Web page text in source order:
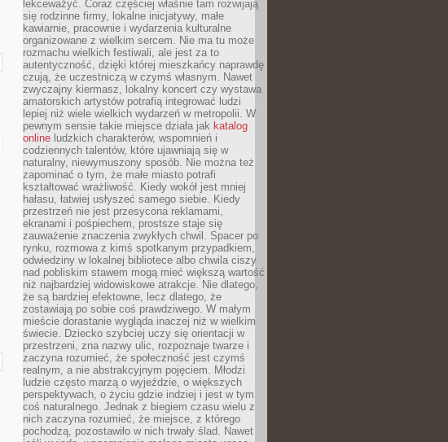
lekceważyć. Coraz częściej właśnie tam rozwijają
się rodzinne firmy, lokalne inicjatywy, małe
kawiarnie, pracownie i wydarzenia kulturalne
organizowane z wielkim sercem. Nie ma tu może
rozmachu wielkich festiwali, ale jest za to
autentyczność, dzięki której mieszkańcy naprawdę
czują, że uczestniczą w czymś własnym. Nawet
zwyczajny kiermasz, lokalny koncert czy wystawa
amatorskich artystów potrafią integrować ludzi
lepiej niż wiele wielkich wydarzeń w metropolii. W
pewnym sensie takie miejsce działa jak katalog
online ludzkich charakterów, wspomnień i
codziennych talentów, które ujawniają się w
naturalny, niewymuszony sposób. Nie można też
zapominać o tym, że małe miasto potrafi
kształtować wrażliwość. Kiedy wokół jest mniej
hałasu, łatwiej usłyszeć samego siebie. Kiedy
przestrzeń nie jest przesycona reklamami,
ekranami i pośpiechem, prostsze staje się
zauważenie znaczenia zwykłych chwil. Spacer po
rynku, rozmowa z kimś spotkanym przypadkiem,
odwiedziny w lokalnej bibliotece albo chwila ciszy
nad pobliskim stawem mogą mieć większą wartość
niż najbardziej widowiskowe atrakcje. Nie dlatego,
że są bardziej efektowne, lecz dlatego, że
zostawiają po sobie coś prawdziwego. W małym
mieście dorastanie wygląda inaczej niż w wielkim
świecie. Dziecko szybciej uczy się orientacji w
przestrzeni, zna nazwy ulic, rozpoznaje twarze i
zaczyna rozumieć, że społeczność jest czymś
realnym, a nie abstrakcyjnym pojęciem. Młodzi
ludzie często marzą o wyjeździe, o większych
perspektywach, o życiu gdzie indziej i jest w tym
coś naturalnego. Jednak z biegiem czasu wielu z
nich zaczyna rozumieć, że miejsce, z którego
pochodzą, pozostawiło w nich trwały ślad. Nawet